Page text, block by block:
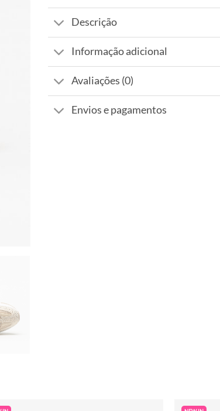
Descrição
Informação adicional
Avaliações (0)
Envios e pagamentos